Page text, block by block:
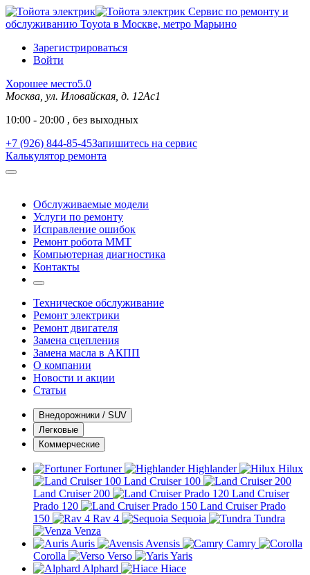
Сервис по ремонту и
обслуживанию Toyota в Москве, метро Марьино
Зарегистрироваться
Войти
Хорошее место5.0
Москва, ул. Иловайская, д. 12Ас1
10:00 - 20:00 , без выходных
+7 (926) 844-85-45Запишитесь на сервис
Калькулятор ремонта
Обслуживаемые модели
Услуги по ремонту
Исправление ошибок
Ремонт робота MMT
Компьютерная диагностика
Контакты
Техническое обслуживание
Ремонт электрики
Ремонт двигателя
Замена сцепления
Замена масла в АКПП
О компании
Новости и акции
Статьи
Внедорожники / SUV
Легковые
Коммерческие
Fortuner Highlander
Hilux
Land Cruiser 100
Land Cruiser 200
Land Cruiser
Prado 120
Land Cruiser Prado
150
Rav 4 Sequoia
Tundra
Venza
Auris
Avensis
Camry
Corolla
Verso
Yaris
Alphard
Hiace